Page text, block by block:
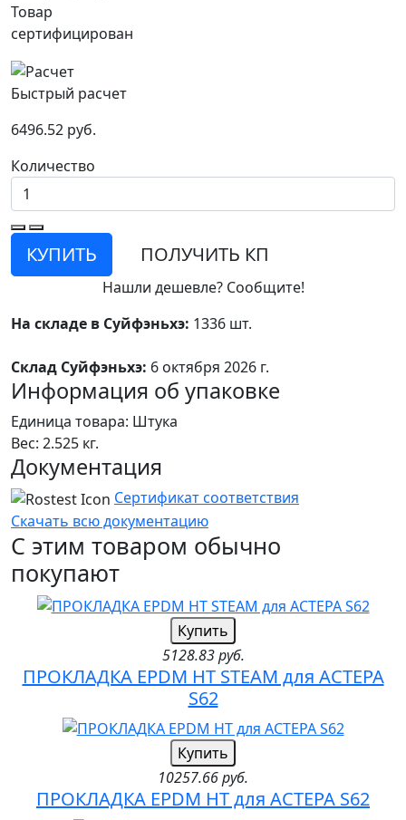
Товар
сертифицирован
Быстрый расчет
6496.52 руб.
Количество
КУПИТЬ ПОЛУЧИТЬ КП
Нашли дешевле? Сообщите!
На складе в Суйфэньхэ: 1336 шт.
Склад Суйфэньхэ: 6 октября 2026 г.
Информация об упаковке
Единица товара: Штука
Вес: 2.525 кг.
Документация
Сертификат соответствия
Скачать всю документацию
С этим товаром обычно
покупают
Купить
5128.83 руб.
ПРОКЛАДКА EPDM HT STEAM для АСТЕРА
S62
Купить
10257.66 руб.
ПРОКЛАДКА EPDM HT для АСТЕРА S62